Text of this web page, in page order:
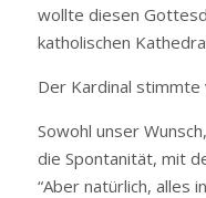
wollte diesen
katholischen
Der Kardinal stimmte
Sowohl unser
die Spontanität, mit
“Aber natürlich, alles